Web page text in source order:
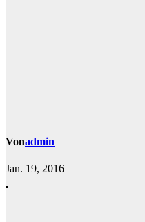
Vonadmin
Jan. 19, 2016